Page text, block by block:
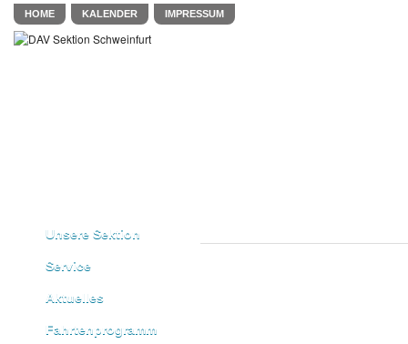
HOME KALENDER IMPRESSUM
Unsere Sektion
Service
Aktuelles
Fahrtenprogramm